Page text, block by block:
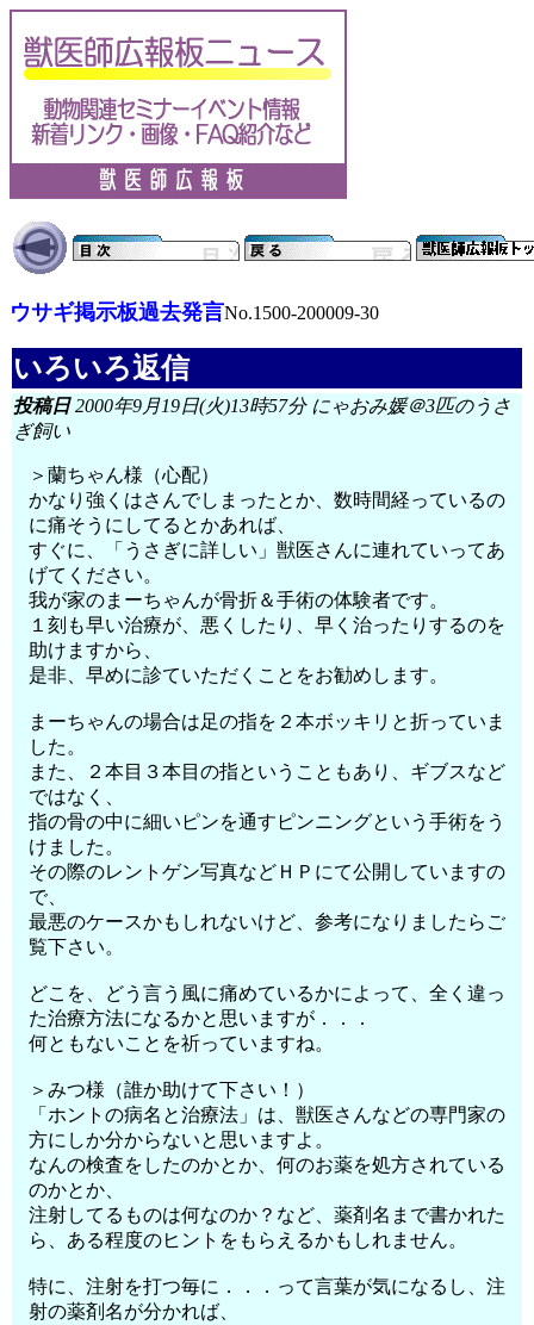
ウサギ掲示板過去発言No.1500-200009-30
いろいろ返信
投稿日2000年9月19日(火)13時57分 にゃおみ媛＠3匹のうさ
ぎ飼い
＞蘭ちゃん様（心配）
かなり強くはさんでしまったとか、数時間経っているの
に痛そうにしてるとかあれば、
すぐに、「うさぎに詳しい」獣医さんに連れていってあ
げてください。
我が家のまーちゃんが骨折＆手術の体験者です。
１刻も早い治療が、悪くしたり、早く治ったりするのを
助けますから、
是非、早めに診ていただくことをお勧めします。
まーちゃんの場合は足の指を２本ボッキリと折っていま
した。
また、２本目３本目の指ということもあり、ギブスなど
ではなく、
指の骨の中に細いピンを通すピンニングという手術をう
けました。
その際のレントゲン写真などＨＰにて公開していますの
で、
最悪のケースかもしれないけど、参考になりましたらご
覧下さい。
どこを、どう言う風に痛めているかによって、全く違っ
た治療方法になるかと思いますが．．．
何ともないことを祈っていますね。
＞みつ様（誰か助けて下さい！）
「ホントの病名と治療法」は、獣医さんなどの専門家の
方にしか分からないと思いますよ。
なんの検査をしたのかとか、何のお薬を処方されている
のかとか、
注射してるものは何なのか？など、薬剤名まで書かれた
ら、ある程度のヒントをもらえるかもしれません。
特に、注射を打つ毎に．．．って言葉が気になるし、注
射の薬剤名が分かれば、